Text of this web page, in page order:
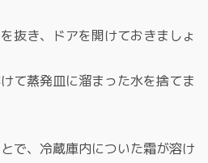
抜き、ドアを開けておきましょ
て蒸発皿に溜まった水を捨てま
で、冷蔵庫内についた霜が溶け